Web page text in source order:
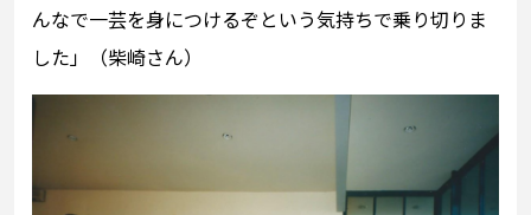
んなで一芸を身につけるぞという気持ちで乗り切りま
した」（柴崎さん）